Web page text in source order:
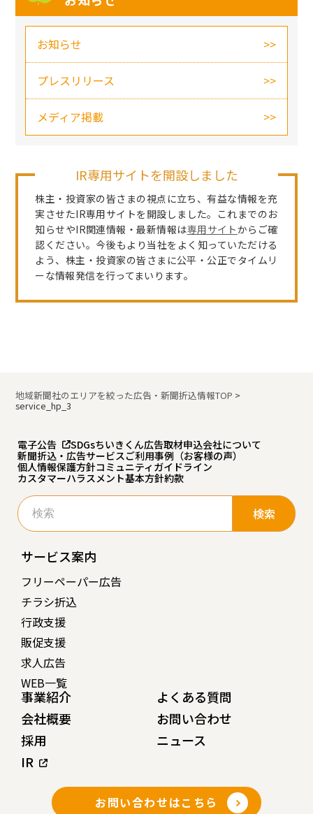
お知らせ
プレスリリース
メディア掲載
IR専用サイトを開設しました
株主・投資家の皆さまの視点に立ち、有益な情報を充
実させたIR専用サイトを開設しました。これまでのお
知らせやIR関連情報・最新情報は専用サイトからご確
認ください。今後もより当社をよく知っていただける
よう、株主・投資家の皆さまに公平・公正でタイムリ
ーな情報発信を行ってまいります。
地域新聞社のエリアを絞った広告・新聞折込情報TOP >
service_hp_3
電子公告 SDGsちいきくん広告取材申込会社について
新聞折込・広告サービスご利用事例（お客様の声）
個人情報保護方針コミュニティガイドライン
カスタマーハラスメント基本方針約款
検
索:
サービス案内
フリーペーパー広告
チラシ折込
行政支援
販促支援
求人広告
WEB一覧
事業紹介
会社概要
採用
IR
よくある質問
お問い合わせ
ニュース
お問い合わせはこちら